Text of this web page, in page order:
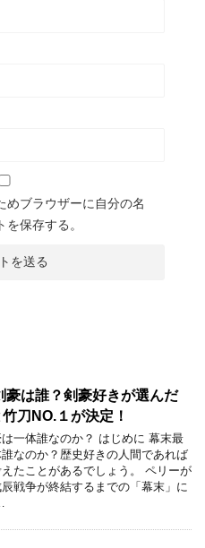
めブラウザーに自分の名
保存する。
豪は誰？剣豪好きが選んだ
刀NO.１が決定！
一体誰なのか？ はじめに 幕末最
なのか？歴史好きの人間であれば
たことがあるでしょう。 ペリーが
戦争が終結するまでの「幕末」に